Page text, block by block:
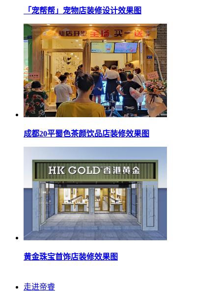
「宠帮帮」宠物店装修设计效果图
成都20平蜀色茶颜饮品店装修效果图
黄金珠宝首饰店装修效果图
走进帝睿